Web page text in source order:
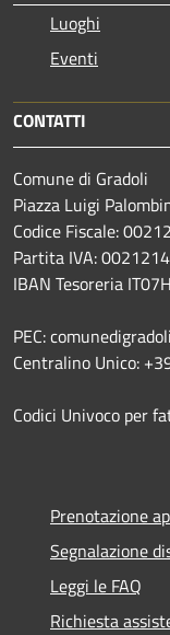
Luoghi
Eventi
CONTATTI
Comune di Gradoli
Piazza Luigi
Codice Fiscale:
Partita IVA:
IBAN Tesoreria
PEC:
Centralino Unico:
Codici Univoco per
Prenotazione
Segnalazione
Leggi le FAQ
Richiesta